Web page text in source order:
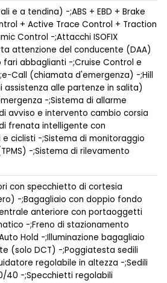
e a tendina) -;ABS + EBD + Brake
+ Active Trace Control + Traction
Control -;Attacchi ISOFIX
attenzione del conducente (DAA)
abbaglianti -;Cruise Control e
Call (chiamata d'emergenza) -;Hill
assistenza alle partenze in salita)
-;Sistema di allarme
avviso e intervento cambio corsia
frenata intelligente con
ciclisti -;Sistema di monitoraggio
-;Sistema di rilevamento
con specchietto di cortesia
-;Bagagliaio con doppio fondo
anteriore con portaoggetti
-;Freno di stazionamento
Hold -;Illuminazione bagagliaio
(solo DCT) -;Poggiatesta sedili
regolabile in altezza -;Sedili
40 -;Specchietti regolabili